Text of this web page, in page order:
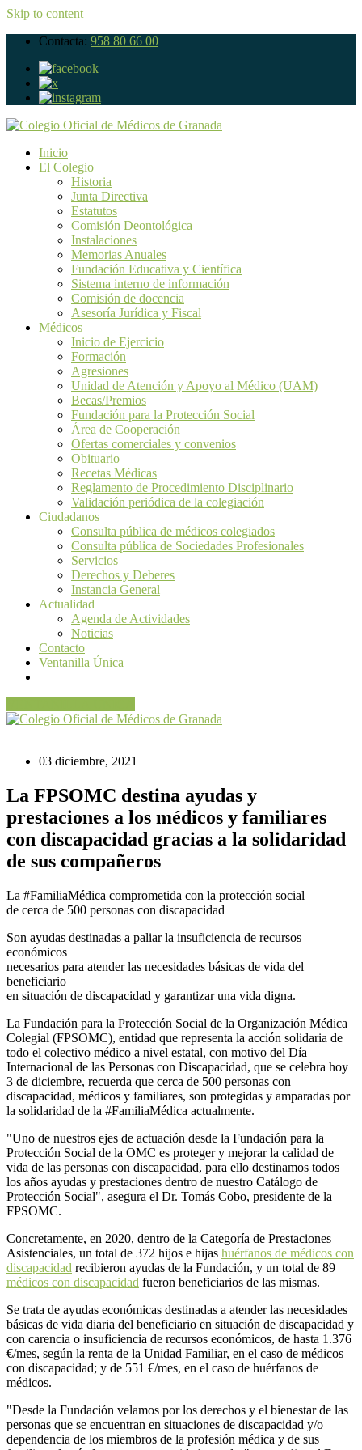
Skip to content
Contacta: 958 80 66 00
Inicio
El Colegio
Historia
Junta Directiva
Estatutos
Comisión Deontológica
Instalaciones
Memorias Anuales
Fundación Educativa y Científica
Sistema interno de información
Comisión de docencia
Asesoría Jurídica y Fiscal
Médicos
Inicio de Ejercicio
Formación
Agresiones
Unidad de Atención y Apoyo al Médico (UAM)
Becas/Premios
Fundación para la Protección Social
Área de Cooperación
Ofertas comerciales y convenios
Obituario
Recetas Médicas
Reglamento de Procedimiento Disciplinario
Validación periódica de la colegiación
Ciudadanos
Consulta pública de médicos colegiados
Consulta pública de Sociedades Profesionales
Servicios
Derechos y Deberes
Instancia General
Actualidad
Agenda de Actividades
Noticias
Contacto
Ventanilla Única
03 diciembre, 2021
La FPSOMC destina ayudas y
prestaciones a los médicos y familiares
con discapacidad gracias a la solidaridad
de sus compañeros
La #FamiliaMédica comprometida con la protección social
de cerca de 500 personas con discapacidad
Son ayudas destinadas a paliar la insuficiencia de recursos
económicos
necesarios para atender las necesidades básicas de vida del
beneficiario
en situación de discapacidad y garantizar una vida digna.
La Fundación para la Protección Social de la Organización Médica
Colegial (FPSOMC), entidad que representa la acción solidaria de
todo el colectivo médico a nivel estatal, con motivo del Día
Internacional de las Personas con Discapacidad, que se celebra hoy
3 de diciembre, recuerda que cerca de 500 personas con
discapacidad, médicos y familiares, son protegidas y amparadas por
la solidaridad de la #FamiliaMédica actualmente.
"Uno de nuestros ejes de actuación desde la Fundación para la
Protección Social de la OMC es proteger y mejorar la calidad de
vida de las personas con discapacidad, para ello destinamos todos
los años ayudas y prestaciones dentro de nuestro Catálogo de
Protección Social", asegura el Dr. Tomás Cobo, presidente de la
FPSOMC.
Concretamente, en 2020, dentro de la Categoría de Prestaciones
Asistenciales, un total de 372 hijos e hijas huérfanos de médicos con
discapacidad recibieron ayudas de la Fundación, y un total de 89
médicos con discapacidad fueron beneficiarios de las mismas.
Se trata de ayudas económicas destinadas a atender las necesidades
básicas de vida diaria del beneficiario en situación de discapacidad y
con carencia o insuficiencia de recursos económicos, de hasta 1.376
€/mes, según la renta de la Unidad Familiar, en el caso de médicos
con discapacidad; y de 551 €/mes, en el caso de huérfanos de
médicos.
"Desde la Fundación velamos por los derechos y el bienestar de las
personas que se encuentran en situaciones de discapacidad y/o
dependencia de los miembros de la profesión médica y de sus